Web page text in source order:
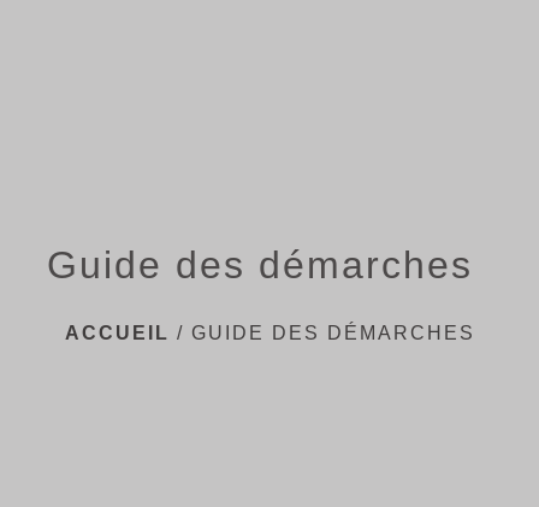
Guide des démarches
ACCUEIL / GUIDE DES DÉMARCHES